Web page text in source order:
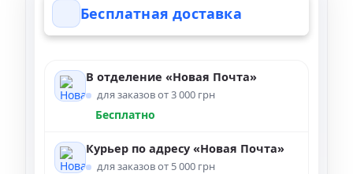
Бесплатная доставка
В отделение «Новая Почта»
для заказов от 3 000 грн
Бесплатно
Курьер по адресу «Новая Почта»
для заказов от 5 000 грн